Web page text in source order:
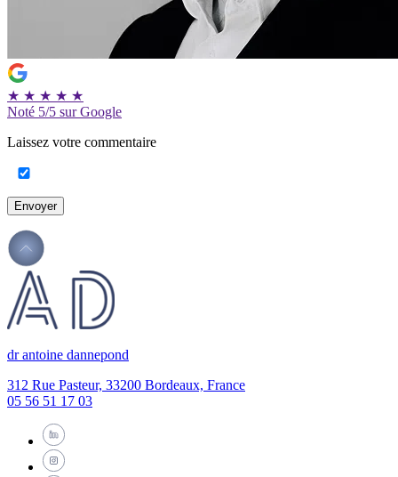
★ ★ ★ ★ ★
Noté 5/5 sur Google
Laissez votre commentaire
Envoyer
dr antoine dannepond
312 Rue Pasteur, 33200 Bordeaux, France
05 56 51 17 03